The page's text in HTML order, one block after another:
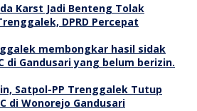
Karst Jadi Benteng Tolak
DPRD Percepat
Satpol-PP Trenggalek Tutup
di Wonorejo Gandusari